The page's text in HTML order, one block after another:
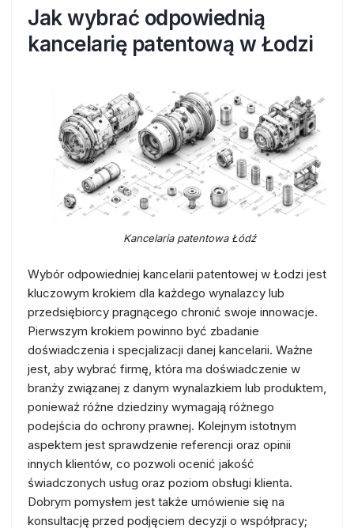
Jak wybrać odpowiednią
kancelarię patentową w Łodzi
Kancelaria patentowa Łódź
Wybór odpowiedniej kancelarii patentowej w Łodzi jest
kluczowym krokiem dla każdego wynalazcy lub
przedsiębiorcy pragnącego chronić swoje innowacje.
Pierwszym krokiem powinno być zbadanie
doświadczenia i specjalizacji danej kancelarii. Ważne
jest, aby wybrać firmę, która ma doświadczenie w
branży związanej z danym wynalazkiem lub produktem,
ponieważ różne dziedziny wymagają różnego
podejścia do ochrony prawnej. Kolejnym istotnym
aspektem jest sprawdzenie referencji oraz opinii
innych klientów, co pozwoli ocenić jakość
świadczonych usług oraz poziom obsługi klienta.
Dobrym pomysłem jest także umówienie się na
konsultację przed podjęciem decyzji o współpracy;